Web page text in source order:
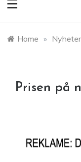
Home » Nyheter
Prisen på